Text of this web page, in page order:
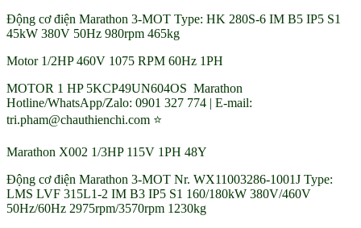
Động cơ điện Marathon 3-MOT Type: HK 280S-6 IM B5 IP5 S1
45kW 380V 50Hz 980rpm 465kg
Motor 1/2HP 460V 1075 RPM 60Hz 1PH
MOTOR 1 HP 5KCP49UN604OS Marathon
Hotline/WhatsApp/Zalo: 0901 327 774 | E-mail:
tri.pham@chauthienchi.com ⭐
Marathon X002 1/3HP 115V 1PH 48Y
Động cơ điện Marathon 3-MOT Nr. WX11003286-1001J Type:
LMS LVF 315L1-2 IM B3 IP5 S1 160/180kW 380V/460V
50Hz/60Hz 2975rpm/3570rpm 1230kg